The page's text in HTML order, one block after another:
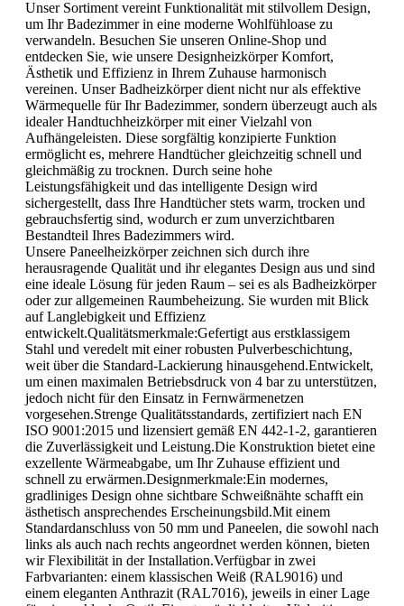
Unser Sortiment vereint Funktionalität mit stilvollem Design,
um Ihr Badezimmer in eine moderne Wohlfühloase zu
verwandeln. Besuchen Sie unseren Online-Shop und
entdecken Sie, wie unsere Designheizkörper Komfort,
Ästhetik und Effizienz in Ihrem Zuhause harmonisch
vereinen. Unser Badheizkörper dient nicht nur als effektive
Wärmequelle für Ihr Badezimmer, sondern überzeugt auch als
idealer Handtuchheizkörper mit einer Vielzahl von
Aufhängeleisten. Diese sorgfältig konzipierte Funktion
ermöglicht es, mehrere Handtücher gleichzeitig schnell und
gleichmäßig zu trocknen. Durch seine hohe
Leistungsfähigkeit und das intelligente Design wird
sichergestellt, dass Ihre Handtücher stets warm, trocken und
gebrauchsfertig sind, wodurch er zum unverzichtbaren
Bestandteil Ihres Badezimmers wird.
Unsere Paneelheizkörper zeichnen sich durch ihre
herausragende Qualität und ihr elegantes Design aus und sind
eine ideale Lösung für jeden Raum – sei es als Badheizkörper
oder zur allgemeinen Raumbeheizung. Sie wurden mit Blick
auf Langlebigkeit und Effizienz
entwickelt.Qualitätsmerkmale:Gefertigt aus erstklassigem
Stahl und veredelt mit einer robusten Pulverbeschichtung,
weit über die Standard-Lackierung hinausgehend.Entwickelt,
um einen maximalen Betriebsdruck von 4 bar zu unterstützen,
jedoch nicht für den Einsatz in Fernwärmenetzen
vorgesehen.Strenge Qualitätsstandards, zertifiziert nach EN
ISO 9001:2015 und lizensiert gemäß EN 442-1-2, garantieren
die Zuverlässigkeit und Leistung.Die Konstruktion bietet eine
exzellente Wärmeabgabe, um Ihr Zuhause effizient und
schnell zu erwärmen.Designmerkmale:Ein modernes,
gradliniges Design ohne sichtbare Schweißnähte schafft ein
ästhetisch ansprechendes Erscheinungsbild.Mit einem
Standardanschluss von 50 mm und Paneelen, die sowohl nach
links als auch nach rechts angeordnet werden können, bieten
wir Flexibilität in der Installation.Verfügbar in zwei
Farbvarianten: einem klassischen Weiß (RAL9016) und
einem eleganten Anthrazit (RAL7016), jeweils in einer Lage